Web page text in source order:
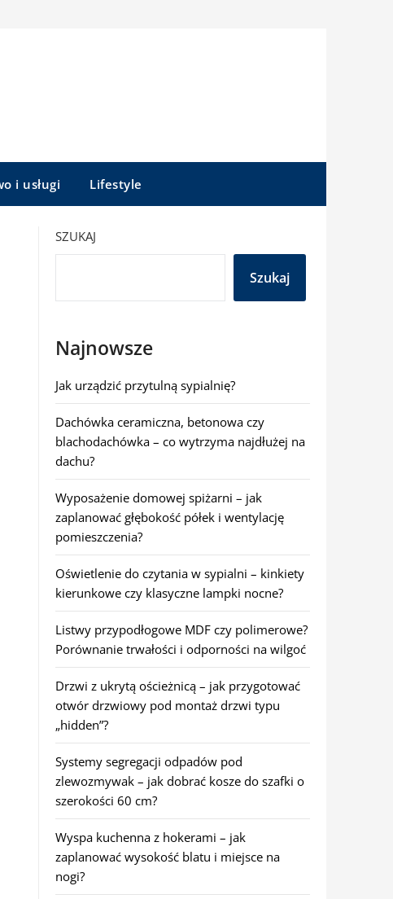
i usługi Lifestyle
SZUKAJ
Szukaj
Najnowsze
Jak urządzić przytulną sypialnię?
Dachówka ceramiczna, betonowa czy
blachodachówka – co wytrzyma najdłużej na
dachu?
Wyposażenie domowej spiżarni – jak
zaplanować głębokość półek i wentylację
pomieszczenia?
Oświetlenie do czytania w sypialni – kinkiety
kierunkowe czy klasyczne lampki nocne?
Listwy przypodłogowe MDF czy polimerowe?
Porównanie trwałości i odporności na wilgoć
Drzwi z ukrytą ościeżnicą – jak przygotować
otwór drzwiowy pod montaż drzwi typu
„hidden”?
Systemy segregacji odpadów pod
zlewozmywak – jak dobrać kosze do szafki o
szerokości 60 cm?
Wyspa kuchenna z hokerami – jak
zaplanować wysokość blatu i miejsce na
nogi?